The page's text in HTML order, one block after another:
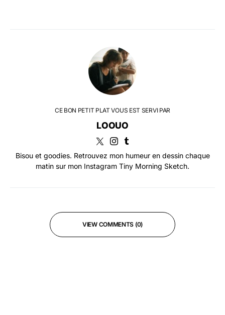
CE BON PETIT PLAT VOUS EST SERVI PAR
LOOUO
Bisou et goodies. Retrouvez mon humeur en dessin chaque
matin sur mon Instagram Tiny Morning Sketch.
VIEW COMMENTS (0)